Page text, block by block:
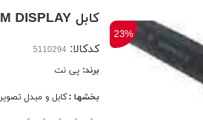
23%
کابل PNET 3M DISPLAY
کدکالا:
برند:پی نت
بخشها :کابل و مبدل تصویر